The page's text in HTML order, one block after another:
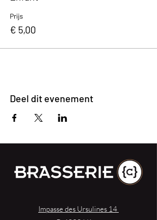
Prijs
€ 5,00
Deel dit evenement
Impasse des Ursulines 14